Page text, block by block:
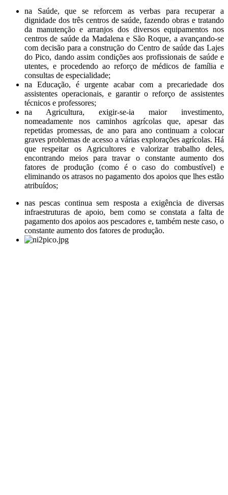
na Saúde, que se reforcem as verbas para recuperar a
dignidade dos três centros de saúde, fazendo obras e tratando
da manutenção e arranjos dos diversos equipamentos nos
centros de saúde da Madalena e São Roque, a avançando-se
com decisão para a construção do Centro de saúde das Lajes
do Pico, dando assim condições aos profissionais de saúde e
utentes, e procedendo ao reforço de médicos de família e
consultas de especialidade;
na Educação, é urgente acabar com a precariedade dos
assistentes operacionais, e garantir o reforço de assistentes
técnicos e professores;
na Agricultura, exigir-se-ia maior investimento,
nomeadamente nos caminhos agrícolas que, apesar das
repetidas promessas, de ano para ano continuam a colocar
graves problemas de acesso a várias explorações agrícolas. Há
que respeitar os Agricultores e valorizar trabalho deles,
encontrando meios para travar o constante aumento dos
fatores de produção (como é o caso do combustível) e
eliminando os atrasos no pagamento dos apoios que lhes estão
atribuídos;
nas pescas continua sem resposta a exigência de diversas
infraestruturas de apoio, bem como se constata a falta de
pagamento dos apoios aos pescadores e, também neste caso, o
constante aumento dos fatores de produção.